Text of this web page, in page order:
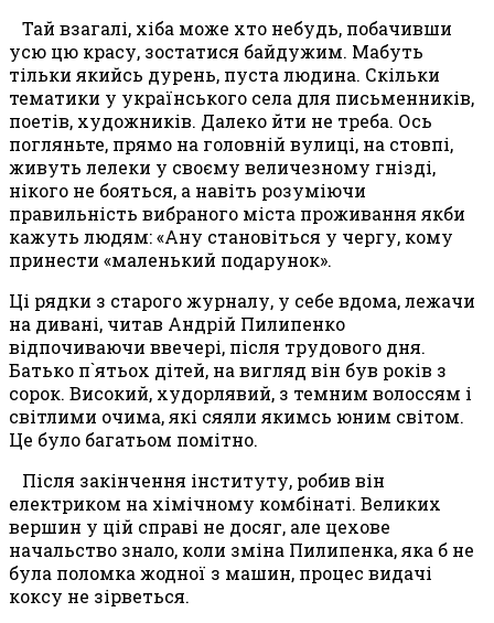
Тай взагалі, хіба може хто небудь, побачивши
усю цю красу, зостатися байдужим. Мабуть
тільки якийсь дурень, пуста людина. Скільки
тематики у українського села для письменників,
поетів, художників. Далеко йти не треба. Ось
погляньте, прямо на головній вулиці, на стовпі,
живуть лелеки у своєму величезному гнізді,
нікого не бояться, а навіть розуміючи
правильність вибраного міста проживання якби
кажуть людям: «Ану становіться у чергу, кому
принести «маленький подарунок».
Ці рядки з старого журналу, у себе вдома, лежачи
на дивані, читав Андрій Пилипенко
відпочиваючи ввечері, після трудового дня.
Батько п`ятьох дітей, на вигляд він був років з
сорок. Високий, худорлявий, з темним волоссям і
світлими очима, які сяяли якимсь юним світом.
Це було багатьом помітно.
Після закінчення інституту, робив він
електриком на хімічному комбінаті. Великих
вершин у цій справі не досяг, але цехове
начальство знало, коли зміна Пилипенка, яка б не
була поломка жодної з машин, процес видачі
коксу не зірветься.